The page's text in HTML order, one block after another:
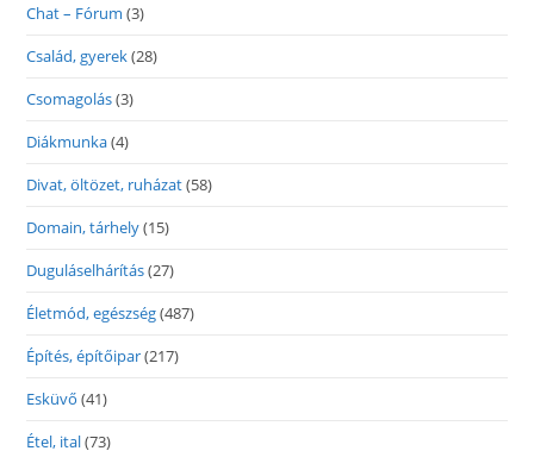
Chat – Fórum (3)
Család, gyerek(28)
Csomagolás(3)
Diákmunka(4)
Divat, öltözet, ruházat(58)
Domain, tárhely(15)
Duguláselhárítás(27)
Életmód, egészség(487)
Építés, építőipar(217)
Esküvő (41)
Étel, ital(73)